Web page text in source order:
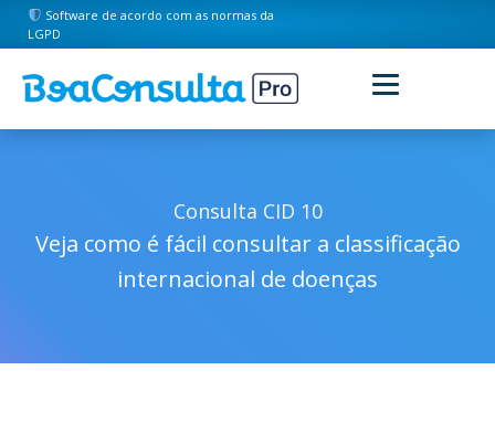
Software de acordo com as normas da
LGPD
Consulta CID 10
Veja como é fácil consultar a classificação
internacional de doenças